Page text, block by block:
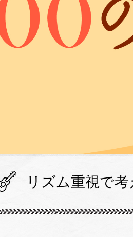
リズム重視で